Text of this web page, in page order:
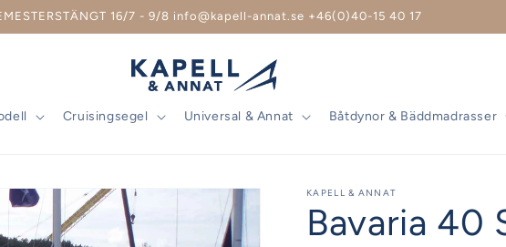
16/7 - 9/8 info@kapell-annat.se +46(0)40-15 40 17
Cruisingsegel Universal & Annat Båtdynor & Bäddmadrasser
KAPELL & ANNAT
Bavaria 40